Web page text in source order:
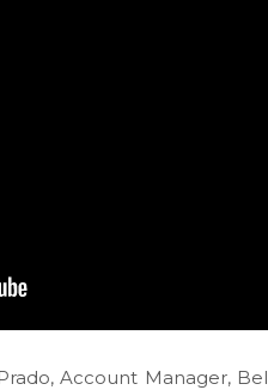
Account Manager,